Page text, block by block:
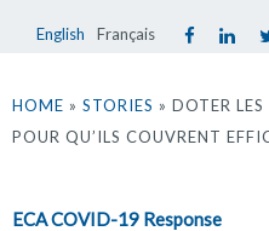
English Français
êtes
ici
HOME » STORIES » DOTER
POUR QU’ILS COUVRENT
ECA COVID-19 Response